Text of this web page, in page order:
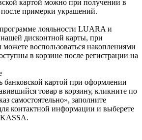
картой можно при получении в
примерки украшений.
лояльности LUARA и
нашей дисконтной карты, при
воспользоваться накоплениями
в корзине после регистрации на
банковской картой при оформлении
товар в корзину, кликните по
самостоятельно», заполните
контактной информации и выберете